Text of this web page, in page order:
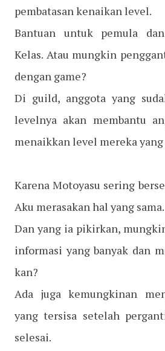
pembatasan kenaikan level.
Bantuan untuk pemula
Kelas. Atau mungkin
dengan game?
Di guild, anggota yang
levelnya akan membantu
menaikkan level mereka
Karena Motoyasu sering
Aku merasakan hal yang sama.
Dan yang ia pikirkan,
informasi yang banyak dan
kan?
Ada juga kemungkinan
yang tersisa setelah
selesai.